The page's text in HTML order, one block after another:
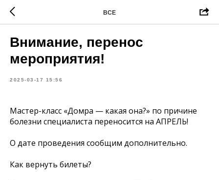
ВСЕ
Внимание, перенос
мероприятия!
2025-03-17 15:56
Мастер-класс «Домра — какая она?» по причине
болезни специалиста переносится на АПРЕЛЬ!
О дате проведения сообщим дополнительно.
Как вернуть билеты?